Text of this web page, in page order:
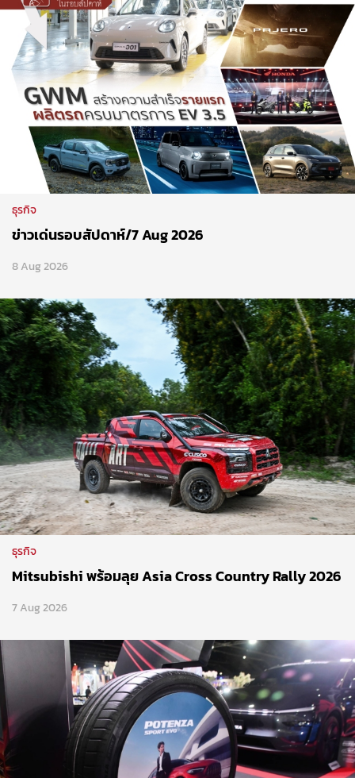
ธุรกิจ
ข่าวเด่นรอบสัปดาห์/7 Aug 2026
8 Aug 2026
ธุรกิจ
Mitsubishi พร้อมลุย Asia Cross Country Rally 2026
7 Aug 2026